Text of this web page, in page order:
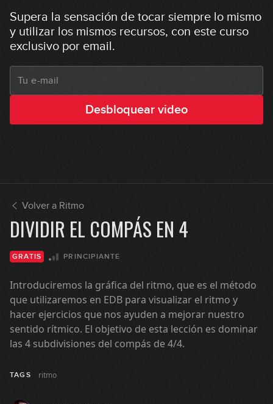
Supera la sensación de tocar siempre lo mismo
y utilizar los mismos recursos, con este curso
exclusivo por email.
Desbloquear video
Volver a Ritmo
DIVIDIR EL COMPÁS EN 4
GRATIS PRINCIPIANTE
Introduciremos la gráfica del ritmo, que es el método
que utilizaremos en EDB para visualizar el ritmo y
hacer ejercicios que nos ayuden a mejorar nuestro
sentido rítmico. El objetivo de esta lección es dominar
las 4 subdivisiones del compás de 4/4.
TAGS ritmo